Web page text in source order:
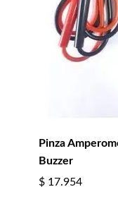
Pinza
Buzzer
$ 17.954